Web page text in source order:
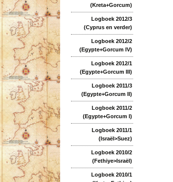
(Kreta+Gorcum)
Logboek 2012/3
(Cyprus en verder)
Logboek 2012/2
(Egypte+Gorcum IV)
Logboek 2012/1
(Egypte+Gorcum III)
Logboek 2011/3
(Egypte+Gorcum II)
Logboek 2011/2
(Egypte+Gorcum I)
Logboek 2011/1
(Israël>Suez)
Logboek 2010/2
(Fethiye>Israël)
Logboek 2010/1